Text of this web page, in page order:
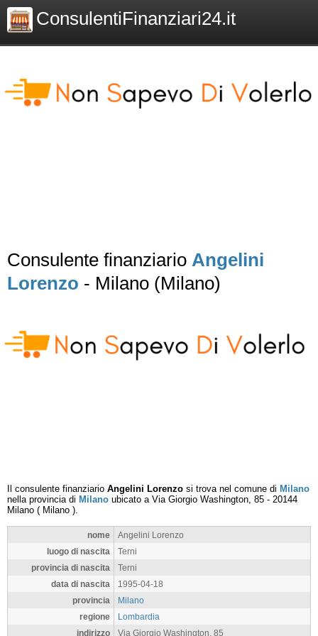
ConsulentiFinanziari24.it
Consulente finanziario Angelini
Lorenzo - Milano (Milano)
Il consulente finanziario Angelini Lorenzo si trova nel comune di Milano
nella provincia di Milano ubicato a Via Giorgio Washington, 85 - 20144
Milano ( Milano ).
nome
Angelini Lorenzo
luogo di nascita
Terni
provincia di nascita
Terni
data di nascita
1995-04-18
provincia
Milano
regione
Lombardia
indirizzo
Via Giorgio Washington, 85